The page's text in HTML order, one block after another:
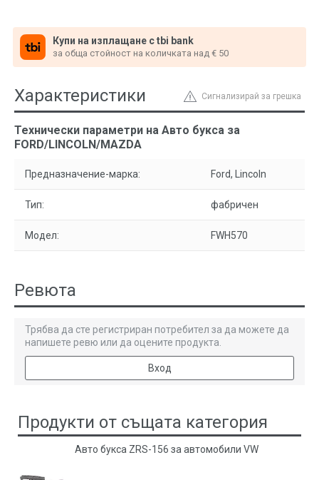
Купи на изплащане с tbi bank
за обща стойност на количката над € 50
Сигнализирай за грешка
Характеристики
Технически параметри на Авто букса за
FORD/LINCOLN/MAZDA
Предназначение-марка: Ford, Lincoln
Тип: фабричен
Модел: FWH570
Ревюта
Трябва да сте регистриран потребител за да можете да
напишете ревю или да оцените продукта.
Вход
Продукти от същата категория
Авто букса ZRS-156 за автомобили VW